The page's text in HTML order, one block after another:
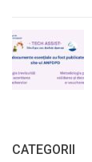
CATEGORII